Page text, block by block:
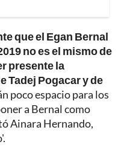
que el Egan Bernal
no es el mismo de
presente la
Tadej Pogacar y de
poco espacio para los
a Bernal como
Ainara Hernando,